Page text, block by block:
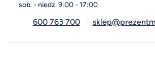
sob. - niedz. 9:00 - 17:00
600 763 700